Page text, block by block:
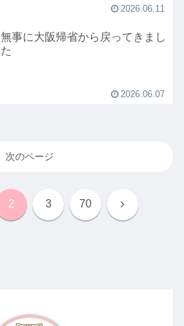
2026.06.11
無事に大阪帰省から戻ってきまし
た
2026.06.07
次のページ
2 3 70 次